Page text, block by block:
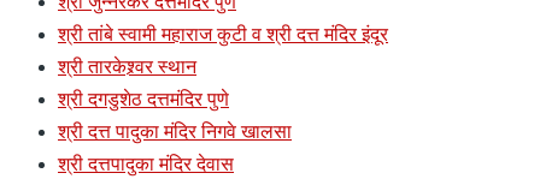
श्री तांबे स्वामी महाराज कुटी व श्री दत्त मंदिर इंदूर
श्री तारकेश्र्वर स्थान
श्री दगडुशेठ दत्तमंदिर पुणे
श्री दत्त पादुका मंदिर निगवे खालसा
श्री दत्तपादुका मंदिर देवास